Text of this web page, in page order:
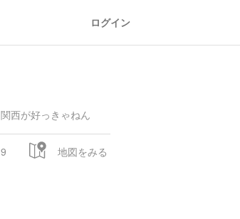
ログイン
railroad train comic mountain sports
関西が好っきゃねん
9 地図をみる